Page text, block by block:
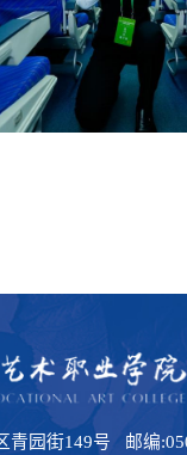
青园街149号 邮编